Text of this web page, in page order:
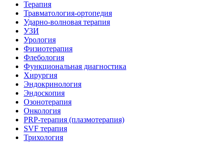
Терапия
Травматология-ортопедия
Ударно-волновая терапия
УЗИ
Урология
Физиотерапия
Флебология
Функциональная диагностика
Хирургия
Эндокринология
Эндоскопия
Озонотерапия
Онкология
PRP-терапия (плазмотерапия)
SVF терапия
Трихология